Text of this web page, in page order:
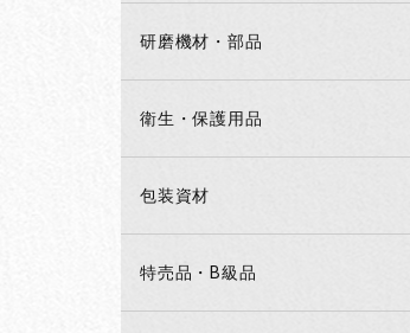
研磨機材・部品
衛生・保護用品
包装資材
特売品・B級品